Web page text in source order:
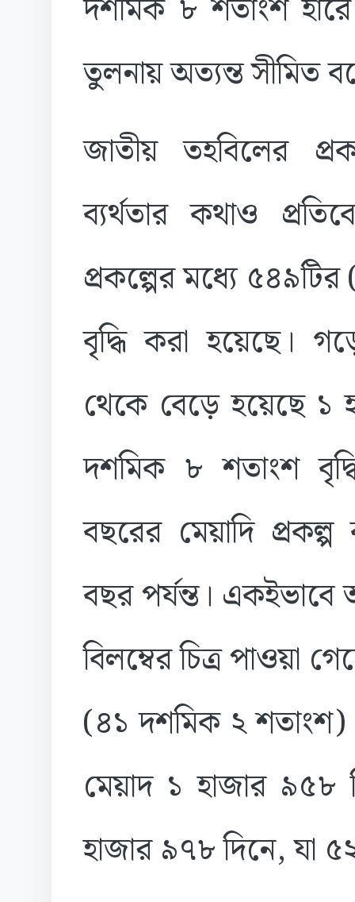
দশমিক ৮ শতাংশ
তুলনায় অত্যন্ত সীমিত
জাতীয় তহবিলের
ব্যর্থতার কথাও
প্রকল্পের মধ্যে
বৃদ্ধি করা হয়েছে।
থেকে বেড়ে হয়েছে ১
দশমিক ৮ শতাংশ
বছরের মেয়াদি
বছর পর্যন্ত। একইভাবে
বিলম্বের চিত্র পাওয়া
(৪১ দশমিক ২ শতাংশ)
মেয়াদ ১ হাজার ৯৫৮
হাজার ৯৭৮ দিনে, যা